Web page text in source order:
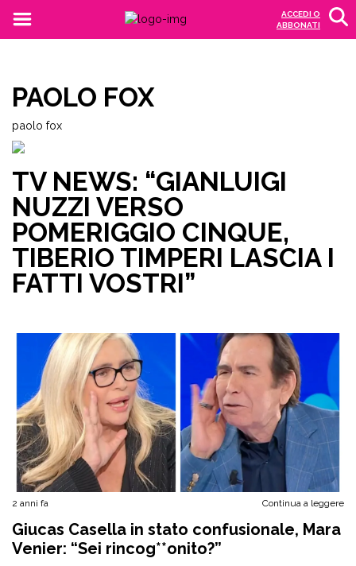
ACCEDI O
ABBONATI
PAOLO FOX
paolo fox
TV NEWS: “GIANLUIGI
NUZZI VERSO
POMERIGGIO CINQUE,
TIBERIO TIMPERI LASCIA I
FATTI VOSTRI”
2 anni fa Continua a leggere
Giucas Casella in stato confusionale, Mara
Venier: “Sei rincog**onito?”